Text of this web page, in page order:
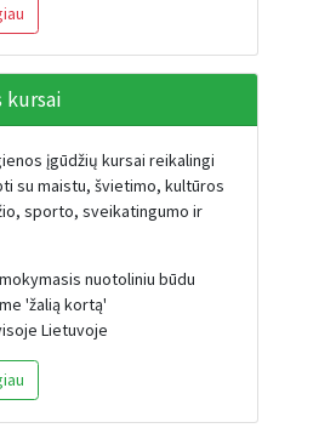
kursai
įgūdžių kursai reikalingi
su maistu, švietimo, kultūros
sporto, sveikatingumo ir
nuotoliniu būdu
'žalią kortą'
Lietuvoje